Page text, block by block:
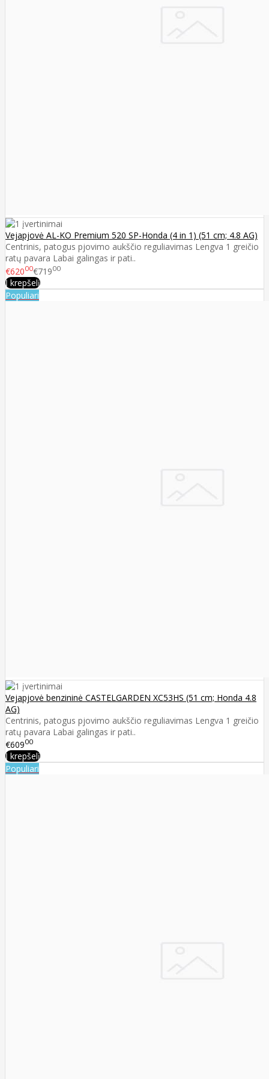
Vejapjovė AL-KO Premium 520 SP-Honda (4 in 1) (51 cm; 4.8 AG)
Centrinis, patogus pjovimo aukščio reguliavimas Lengva 1 greičio
ratų pavara Labai galingas ir pati..
€62000€71900
Į krepšelį
Populiari
Vejapjovė benzininė CASTELGARDEN XC53HS (51 cm; Honda 4.8
AG)
Centrinis, patogus pjovimo aukščio reguliavimas Lengva 1 greičio
ratų pavara Labai galingas ir pati..
€60900
Į krepšelį
Populiari